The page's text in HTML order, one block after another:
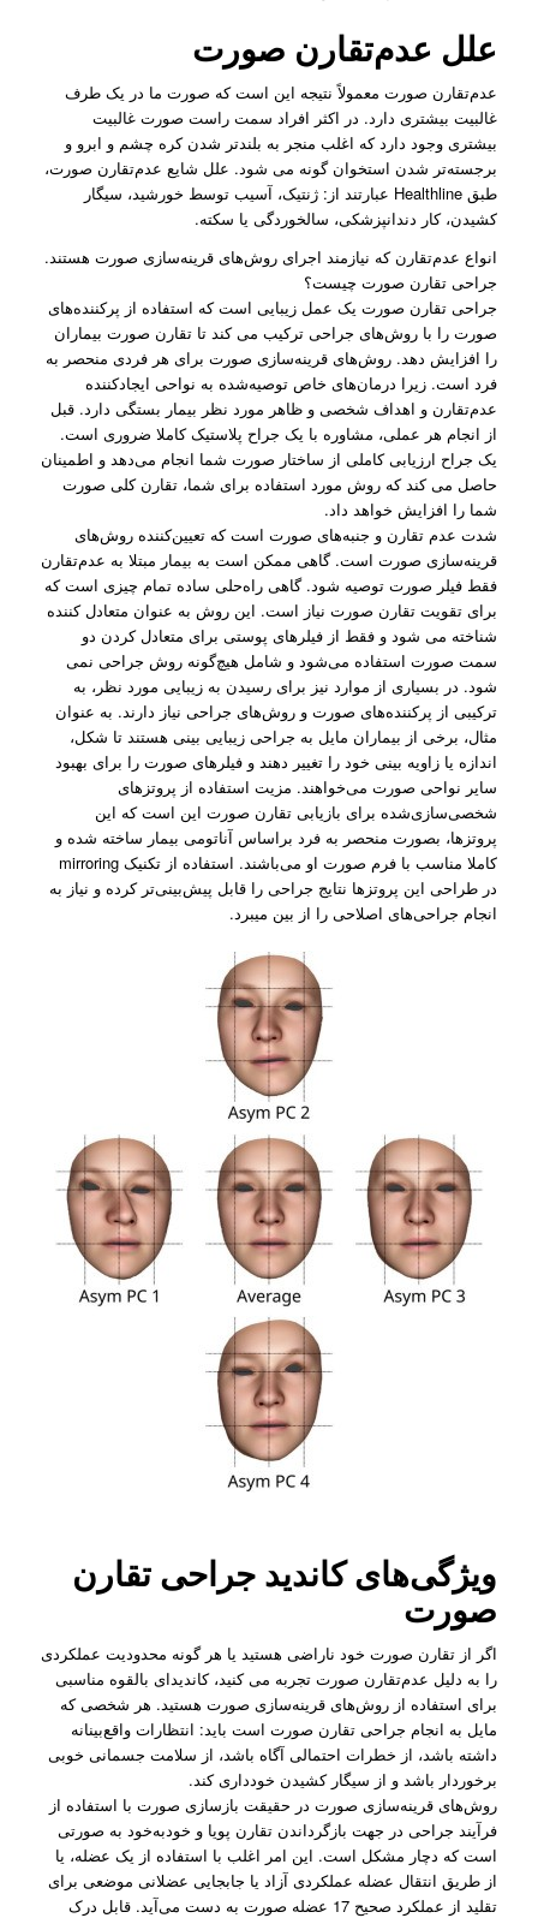
علل عدم‌تقارن صورت
عدم‌تقارن صورت معمولاً نتیجه این است که صورت ما در یک طرف
غالبیت بیشتری دارد. در اکثر افراد سمت راست صورت غالبیت
بیشتری وجود دارد که اغلب منجر به بلندتر شدن کره چشم و ابرو و
برجسته‌‌تر شدن استخوان گونه می ‌شود. علل شایع عدم‌تقارن صورت،
طبق Healthline عبارتند از: ژنتیک، آسیب توسط خورشید، سیگار
کشیدن، کار دندانپزشکی، سالخوردگی یا سکته.
انواع عدم‌تقارن که نیازمند اجرای روش‌های قرینه‌سازی صورت هستند.
جراحی تقارن صورت چیست؟
جراحی تقارن صورت یک عمل زیبایی است که استفاده از پرکننده‌های
صورت را با روش‌های جراحی ترکیب می کند تا تقارن صورت بیماران
را افزایش دهد. روش‌های قرینه‌سازی صورت برای هر فردی منحصر به
فرد است. زیرا درمان‌های خاص توصیه‌شده به نواحی ایجادکننده
عدم‌تقارن و اهداف شخصی و ظاهر مورد نظر بیمار بستگی دارد. قبل
از انجام هر عملی، مشاوره با یک جراح پلاستیک کاملا ضروری است.
یک جراح ارزیابی کاملی از ساختار صورت شما انجام می‌دهد و اطمینان
حاصل می کند که روش مورد استفاده برای شما، تقارن کلی صورت
شما را افزایش خواهد داد.
شدت عدم تقارن و جنبه‌های صورت است که تعیین‌کننده روش‌های
قرینه‌سازی صورت است. گاهی ممکن است به بیمار مبتلا به عدم‌تقارن
فقط فیلر صورت توصیه شود. گاهی راه‌حلی ساده تمام چیزی است که
برای تقویت تقارن صورت نیاز است. این روش به عنوان متعادل کننده
شناخته می شود و فقط از فیلرهای پوستی برای متعادل کردن دو
سمت صورت استفاده می‌شود و شامل هیچ‌گونه روش جراحی نمی
شود. در بسیاری از موارد نیز برای رسیدن به زیبایی مورد نظر، به
ترکیبی از پرکننده‌های صورت و روش‌های جراحی نیاز دارند. به عنوان
مثال، برخی از بیماران مایل به جراحی زیبایی بینی هستند تا شکل،
اندازه یا زاویه بینی خود را تغییر دهند و فیلرهای صورت را برای بهبود
سایر نواحی صورت می‌خواهند. مزیت استفاده از پروتزهای
شخصی‌سازی‌شده برای بازیابی تقارن صورت این است که این
پروتزها، بصورت منحصر به فرد براساس آناتومی بیمار ساخته شده و
کاملا مناسب با فرم صورت او می‌باشند. استفاده از تکنیک mirroring
در طراحی این پروتزها نتایج جراحی را قابل پیش‌بینی‌تر کرده و نیاز به
انجام جراحی‌های اصلاحی را از بین میبرد.
ویژگی‌های کاندید جراحی تقارن
صورت
اگر از تقارن صورت خود ناراضی هستید یا هر گونه محدودیت عملکردی
را به دلیل عدم‌تقارن صورت تجربه می کنید، کاندیدای بالقوه مناسبی
برای استفاده از روش‌های قرینه‌سازی صورت هستید. هر شخصی که
مایل به انجام جراحی تقارن صورت است باید: انتظارات واقع‌بینانه
داشته باشد، از خطرات احتمالی آگاه باشد، از سلامت جسمانی خوبی
برخوردار باشد و از سیگار کشیدن خودداری کند.
روش‌های قرینه‌سازی صورت در حقیقت بازسازی صورت با استفاده از
فرآیند جراحی در جهت بازگرداندن تقارن پویا و خود‌به‌خود به صورتی
است که دچار مشکل است. این امر اغلب با استفاده از یک عضله، یا
از طریق انتقال عضله عملکردی آزاد یا جابجایی عضلانی موضعی برای
تقلید از عملکرد صحیح 17 عضله صورت به دست می‌آید. قابل درک